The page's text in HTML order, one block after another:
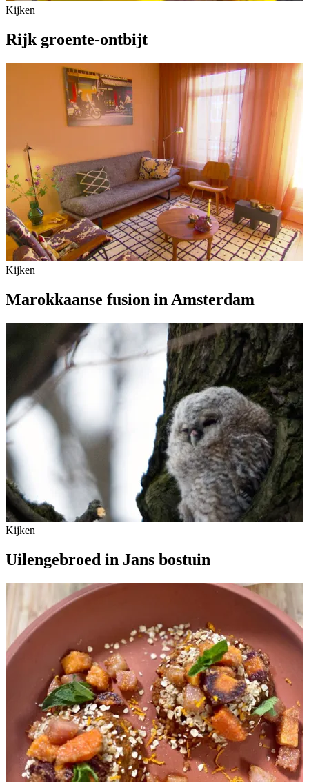
Kijken
Rijk groente-ontbijt
Kijken
Marokkaanse fusion in Amsterdam
Kijken
Uilengebroed in Jans bostuin